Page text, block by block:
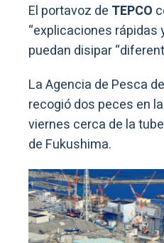
El portavoz de TEPCO
“explicaciones rápidas
puedan disipar
La Agencia de Pesca
recogió dos peces en
viernes cerca de la
de Fukushima.